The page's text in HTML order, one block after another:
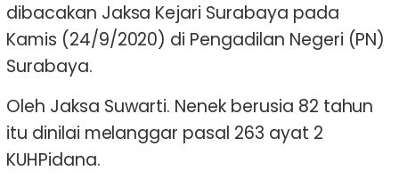
dibacakan Jaksa Kejari Surabaya pada
Kamis (24/9/2020) di Pengadilan Negeri (PN)
Surabaya.
Oleh Jaksa Suwarti. Nenek berusia 82 tahun
itu dinilai melanggar pasal 263 ayat 2
KUHPidana.